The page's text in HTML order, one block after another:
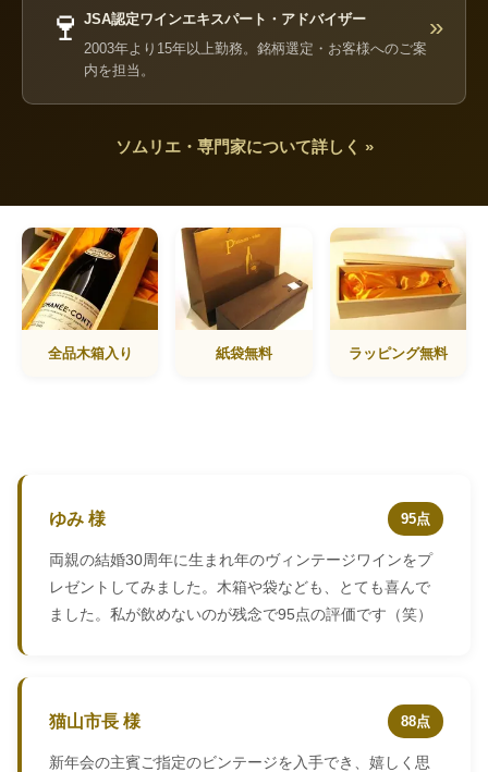
🍷 JSA認定ワインエキスパート・アドバイザー
2003年より15年以上勤務。銘柄選定・お客様へのご案
内を担当。
»
ソムリエ・専門家について詳しく »
全品木箱入り 紙袋無料 ラッピング無料
ゆみ 様 95点
両親の結婚30周年に生まれ年のヴィンテージワインをプ
レゼントしてみました。木箱や袋なども、とても喜んで
ました。私が飲めないのが残念で95点の評価です（笑）
猫山市長 様 88点
新年会の主賓ご指定のビンテージを入手でき、嬉しく思